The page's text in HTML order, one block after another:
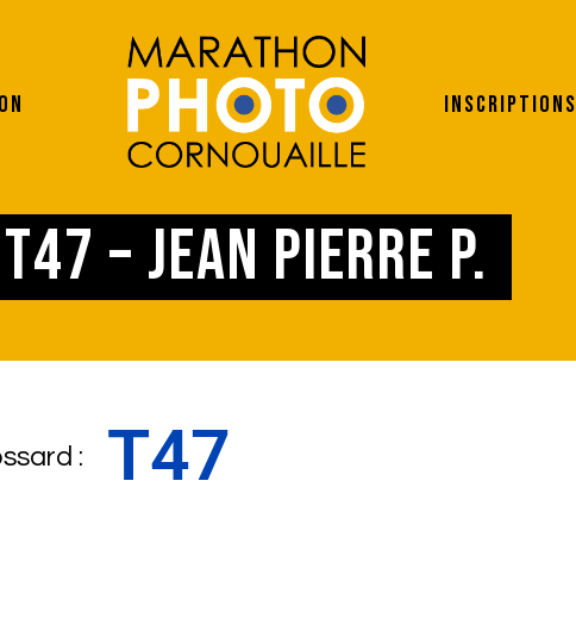
Inscriptions
T47 – Jean Pierre P.
: T47